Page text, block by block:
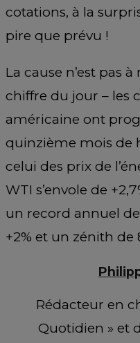
cotations, à la
pire que prévu !
La cause n’est pas
chiffre du jour – les
américaine ont
quinzième mois de
celui des prix de
WTI s’envole de
un record annuel de
+2% et un zénith de
Rédacteur en
Quotidien » et